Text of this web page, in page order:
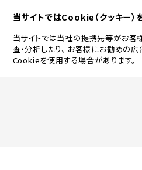
当サイトではCookie（クッキー）
当サイトでは当社の提携先等がお客
査・分析したり、 お客様にお勧めの広
Cookieを使用する場合があります。